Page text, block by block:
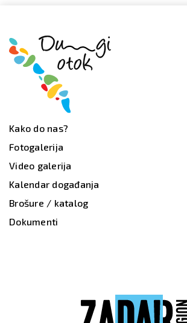
Kako do nas?
Fotogalerija
Video galerija
Kalendar događanja
Brošure / katalog
Dokumenti